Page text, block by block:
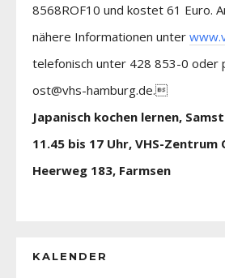
8568ROF10 und kostet 61 Euro.
nähere Informationen unter
telefonisch unter 428 853-0 oder
ost@vhs-hamburg.de.
Japanisch kochen lernen,
11.45 bis 17 Uhr, VHS-Zentrum
Heerweg 183, Farmsen
KALENDER